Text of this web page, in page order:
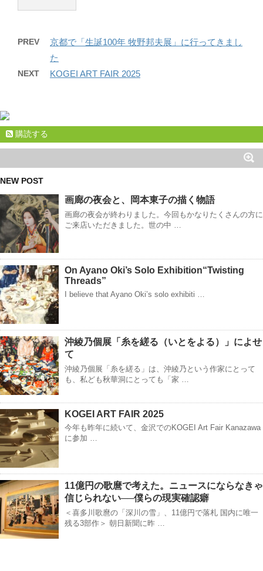
PREV
京都で「生誕100年 牧野邦夫展」に行ってきまし
た
NEXT KOGEI ART FAIR 2025
購読する
NEW POST
画廊の夜会と、岡本東子の描く物語
画廊の夜会が終わりました。今回もかなりたくさんの方に
ご来店いただきました。世の中 …
On Ayano Oki’s Solo Exhibition“Twisting
Threads”
I believe that Ayano Oki’s solo exhibiti …
沖綾乃個展「糸を縒る（いとをよる）」によせ
て
沖綾乃個展「糸を縒る」は、沖綾乃という作家にとって
も、私ども秋華洞にとっても「家 …
KOGEI ART FAIR 2025
今年も昨年に続いて、金沢でのKOGEI Art Fair Kanazawa
に参加 …
11億円の歌麿で考えた。ニュースにならなきゃ
信じられない──僕らの現実確認癖
＜喜多川歌麿の「深川の雪」、11億円で落札 国内に唯一
残る3部作＞ 朝日新聞に昨 …